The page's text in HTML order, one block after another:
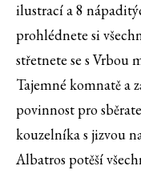
ilustrací a 8
prohlédnete si
střetnete se s Vrbou
Tajemné komnatě a
povinnost pro
kouzelníka s jizvou
Albatros potěší